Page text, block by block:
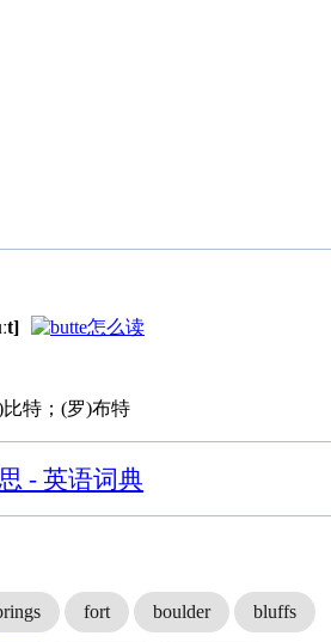
比特；(罗)布特
- 英语词典
fort boulder bluffs